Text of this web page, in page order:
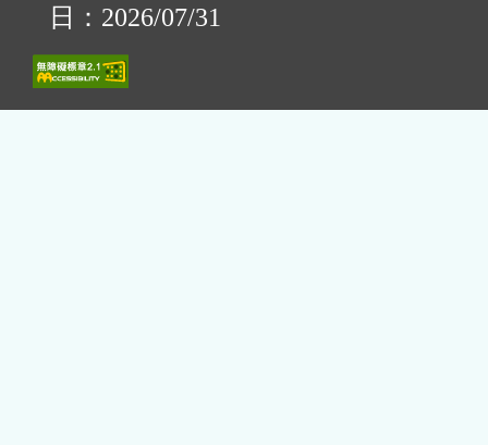
日：2026/07/31